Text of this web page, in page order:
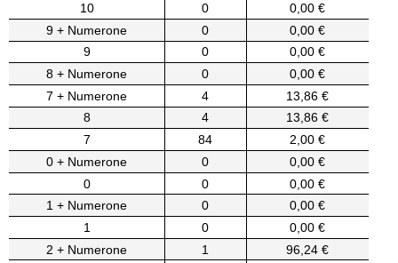
10
0
0,00 €
9 + Numerone
0
0,00 €
9
0
0,00 €
8 + Numerone
0
0,00 €
7 + Numerone
4
13,86 €
8
4
13,86 €
7
84
2,00 €
0 + Numerone
0
0,00 €
0
0
0,00 €
1 + Numerone
0
0,00 €
1
0
0,00 €
2 + Numerone
1
96,24 €